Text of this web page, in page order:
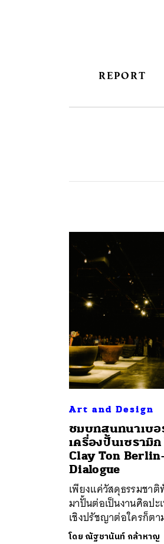
REPORT
Art and Design
ชมบทสนทนาเบอ
เครื่องปั้นเซรามิ
Clay Ton
Dialogue
เพียงแค่วัสดุธรรมชา
มาปั้นต่อเป็นงานศิลป
เชิงปรัชญาต่อใครก็ตา
โดย ณัฐชานันท์ กล้าหาญ